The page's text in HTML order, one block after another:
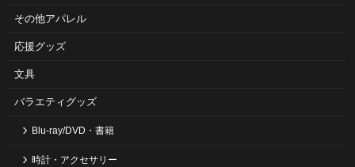
その他アパレル
応援グッズ
文具
バラエティグッズ
Blu-ray/DVD・書籍
時計・アクセサリー